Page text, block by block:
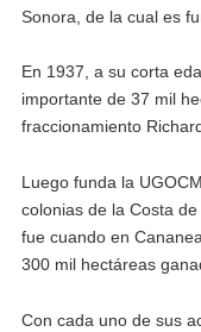
Sonora, de la cual es
En 1937, a su corta
importante de 37 mil
fraccionamiento
Luego funda la
colonias de la Costa
fue cuando en
300 mil hectáreas
Con cada uno de sus